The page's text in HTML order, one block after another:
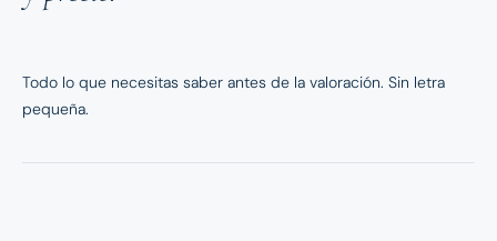
Todo lo que necesitas saber antes de la valoración. Sin letra
pequeña.